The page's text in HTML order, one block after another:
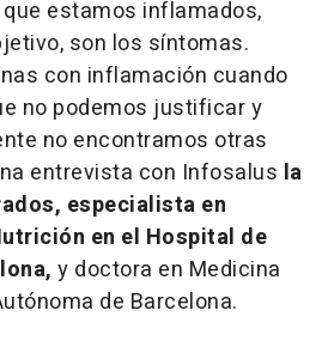
estamos inflamados,
son los síntomas.
con inflamación cuando
no podemos justificar y
no encontramos otras
entrevista con Infosalus la
especialista en
en el Hospital de
y doctora en Medicina
de Barcelona.